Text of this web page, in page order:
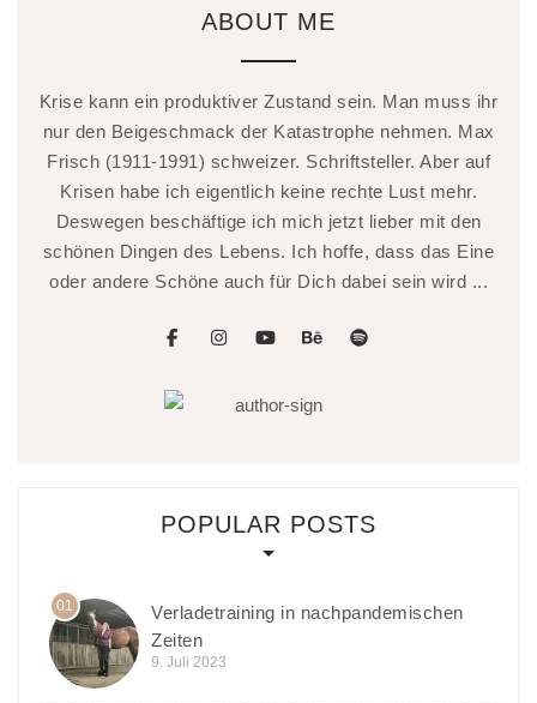
ABOUT ME
Krise kann ein produktiver Zustand sein. Man muss ihr
nur den Beigeschmack der Katastrophe nehmen. Max
Frisch (1911-1991) schweizer. Schriftsteller. Aber auf
Krisen habe ich eigentlich keine rechte Lust mehr.
Deswegen beschäftige ich mich jetzt lieber mit den
schönen Dingen des Lebens. Ich hoffe, dass das Eine
oder andere Schöne auch für Dich dabei sein wird ...
POPULAR POSTS
01
Verladetraining in nachpandemischen
Zeiten
9. Juli 2023